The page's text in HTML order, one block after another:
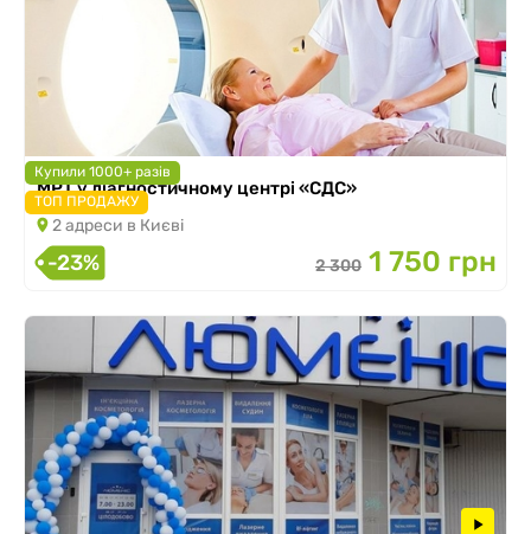
Купили 1000+ разів
ТОП ПРОДАЖУ
МРТ у діагностичному центрі «СДС»
2 адреси в Києві
-23% 2 300 1 750 грн